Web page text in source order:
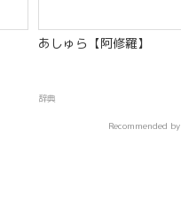
あしゅら【阿修羅】
辞典
Recommended by